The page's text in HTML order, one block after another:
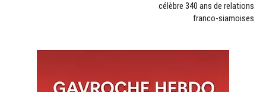
célèbre 340 ans de relations
franco-siamoises